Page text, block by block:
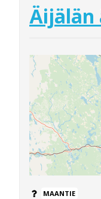
Äijälän
MAANTIE